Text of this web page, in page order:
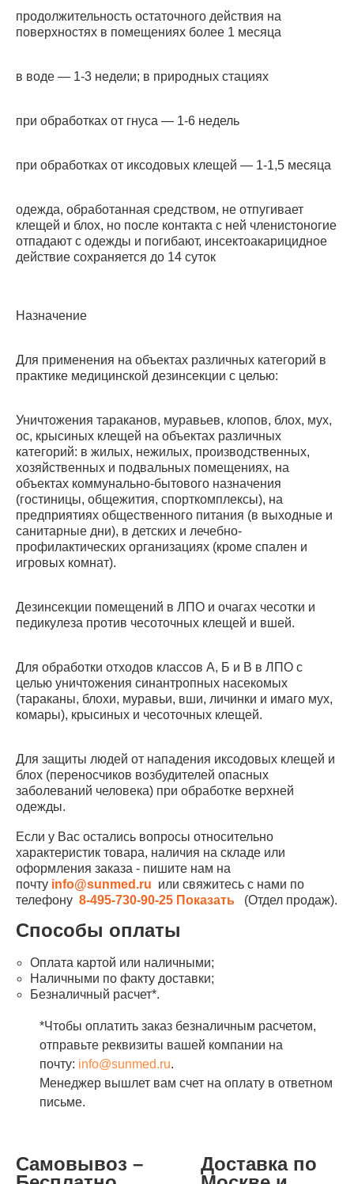
продолжительность остаточного действия на
поверхностях в помещениях более 1 месяца
в воде — 1-3 недели; в природных стациях
при обработках от гнуса — 1-6 недель
при обработках от иксодовых клещей — 1-1,5 месяца
одежда, обработанная средством, не отпугивает
клещей и блох, но после контакта с ней членистоногие
отпадают с одежды и погибают, инсектоакарицидное
действие сохраняется до 14 суток
Назначение
Для применения на объектах различных категорий в
практике медицинской дезинсекции с целью:
Уничтожения тараканов, муравьев, клопов, блох, мух,
ос, крысиных клещей на объектах различных
категорий: в жилых, нежилых, про­изводственных,
хозяйственных и подвальных помещениях, на
объектах коммунально-бы­тового назначения
(гостиницы, общежития, спорткомплексы), на
предприятиях обще­ственного питания (в выходные и
санитарные дни), в детских и лечебно-
профилактических организациях (кроме спален и
игровых ком­нат).
Дезинсекции помещений в ЛПО и очагах че­сотки и
педикулеза против чесоточных кле­щей и вшей.
Для обработки отходов классов А, Б и В в ЛПО с
целью уничтожения синантропных насеко­мых
(тараканы, блохи, муравьи, вши, личинки и имаго мух,
комары), крысиных и чесоточных клещей.
Для защиты людей от нападения иксодовых клещей и
блох (переносчиков возбудителей опасных
заболеваний человека) при обработ­ке верхней
одежды.
Если у Вас остались вопросы относительно
характеристик товара, наличия на складе или
оформления заказа - пишите нам на
почту info@sunmed.ru или свяжитесь с нами по
телефону 8-495-730-90-25 Показать (Отдел продаж).
Способы оплаты
Оплата картой или наличными;
Наличными по факту доставки;
Безналичный расчет*.
*Чтобы оплатить заказ безналичным расчетом,
отправьте реквизиты вашей компании на
почту: info@sunmed.ru.
Менеджер вышлет вам счет на оплату в ответном
письме.
Самовывоз –
Доставка по